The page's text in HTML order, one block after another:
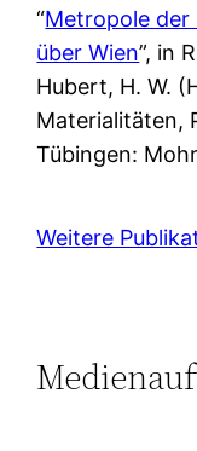
“Metropole der
über Wien”, in
Hubert, H. W.
Materialitäten,
Tübingen:
Weitere